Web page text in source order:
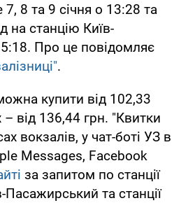
8 та 9 січня о 13:28 та
на станцію Київ-
Про це повідомляє
.
купити від 102,33
від 136,44 грн. "Квитки
вокзалів, у чат-боті УЗ в
Messages, Facebook
за запитом по станції
Пасажирський та станції